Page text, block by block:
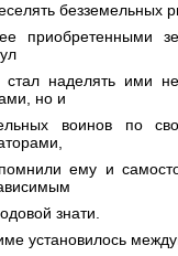
безземельных
приобретенными
стал наделять ими
но и
воинов по
ему и
знати.
установилось